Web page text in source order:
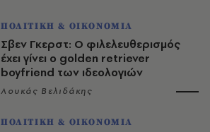
ΠΟΛΙΤΙΚΗ & ΟΙΚΟΝΟΜΙΑ
Σβεν Γκερστ: Ο φιλελευθερισμός
έχει γίνει ο golden retriever
boyfriend των ιδεολογιών
Λουκάς Βελιδάκης
ΠΟΛΙΤΙΚΗ & ΟΙΚΟΝΟΜΙΑ